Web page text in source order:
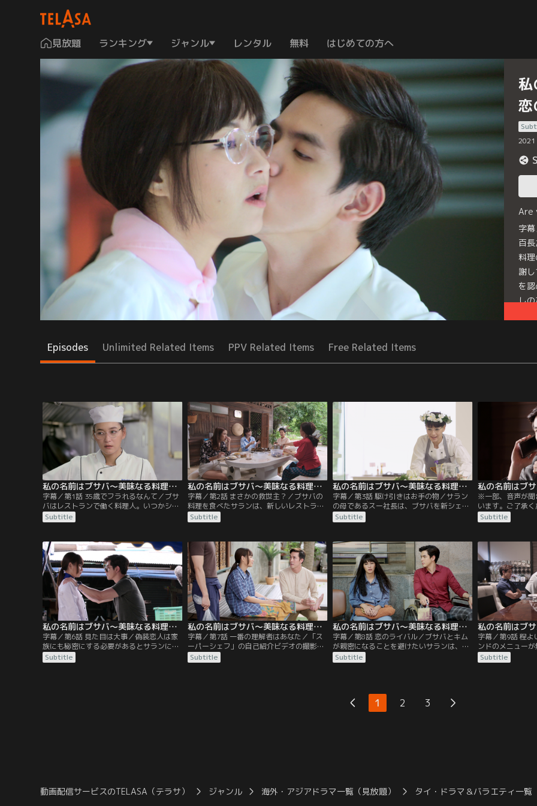
見放題 ランキング ジャンル レンタル 無料 はじめての方へ
私
2021
Are
字
百
料
謝
を
し
Episodes Unlimited Related Items PPV Related Items Free Related Items
私の名前はブサバ～美味なる料理は恋の味～ 第01話／字幕
字幕／第1話 35歳でフラれるなんて／ブサ
バはレストランで働く料理人。いつかシェ
フとなり自分のお店を持つことを夢見てい
る。師匠であるランパイ先生の伝統的なタ
折り合いが悪くクビになり、さらには17年
付き合った恋人トッドにも振られてしま
う。
Subtitle
私の名前はブサバ～美味なる料理は恋の味～ 第02話／字幕
字幕／第2話 まさかの救世主？／ブサバの
料理を食べたサランは、新しいレストラン
のシェフはブサバしかいないと確信する。
そして知名度アップのため、料理対決番組
するが、ブサバからは拒否されてしまう。
しかし亡き父が残した借金が発覚し、祖母
と母、妹と住む自宅からの立ち退きを余儀
なくされてしまうブサバ。
Subtitle
私の名前はブサバ～美味なる料理は恋の味～ 第03話／字幕
字幕／第3話 駆け引きはお手の物／サラン
の母であるスー社長は、ブサバを新シェフ
と認めるためには実力を確かめる必要があ
ると主張し、試食会が開かれることになっ
の妨害により用意していた料理を出せなく
なるが、すぐに機転をきかせて別料理を作
り、腕前を認めさせることに成功する。
Subtitle
※一部、音声が聞
います。ご了承
恋人の条件／傷
ピムは内緒でデ
していたブサバ
間も二股してい
リを試してみる
Subtitle
私の名前はブサバ～美味なる料理は恋の味～ 第06話／字幕
字幕／第6話 見た目は大事／偽装恋人は家
族にも秘密にする必要があるとサランに説
得され、家族に嘘をつくことに罪悪感のあ
るブサバはデートアプリで知り合ったキム
Subtitle
私の名前はブサバ～美味なる料理は恋の味～ 第07話／字幕
字幕／第7話 一番の理解者はあなた／「ス
ーパーシェフ」の自己紹介ビデオの撮影で
市場にいるブサバの元へ、デートアプリで
知り合ったキムがやって来ることに。初対
Subtitle
私の名前はブサバ～美味なる料理は恋の味～ 第08話／字幕
字幕／第8話 恋のライバル／ブサバとキム
が親密になることを避けたいサランは、あ
の手この手で邪魔をするが、ブサバの思い
を知り2人が会うことを受け入れる。キム
たいかを決めてほしいとブサバに伝え、そ
してサランには契約期間後にブサバにプロ
ポーズするつもりだと宣戦布告する。
Subtitle
字幕／第9話 程
ンドのメニュー
限時間内に作れ
丁寧な作業と出
Subtitle
1 2 3
動画配信サービスのTELASA（テラサ） ジャンル 海外・アジアドラマ一覧（見放題） タイ・ドラマ＆バラエティ一覧